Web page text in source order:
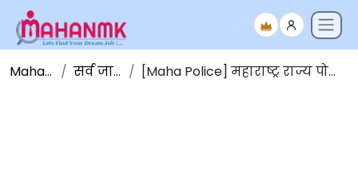
Maha NMK सर्व जाहिराती [Maha Police] महाराष्ट्र राज्य पोलीस मेगा भरती 2025